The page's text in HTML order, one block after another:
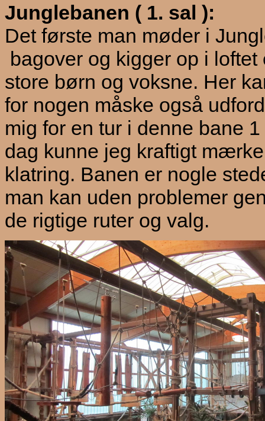
Junglebanen ( 1. sal ):
Det første man møder i
bagover og kigger op i
store børn og voksne. Her
for nogen måske også
mig for en tur i denne bane
dag kunne jeg kraftigt
klatring. Banen er nogle
man kan uden problemer
de rigtige ruter og valg.